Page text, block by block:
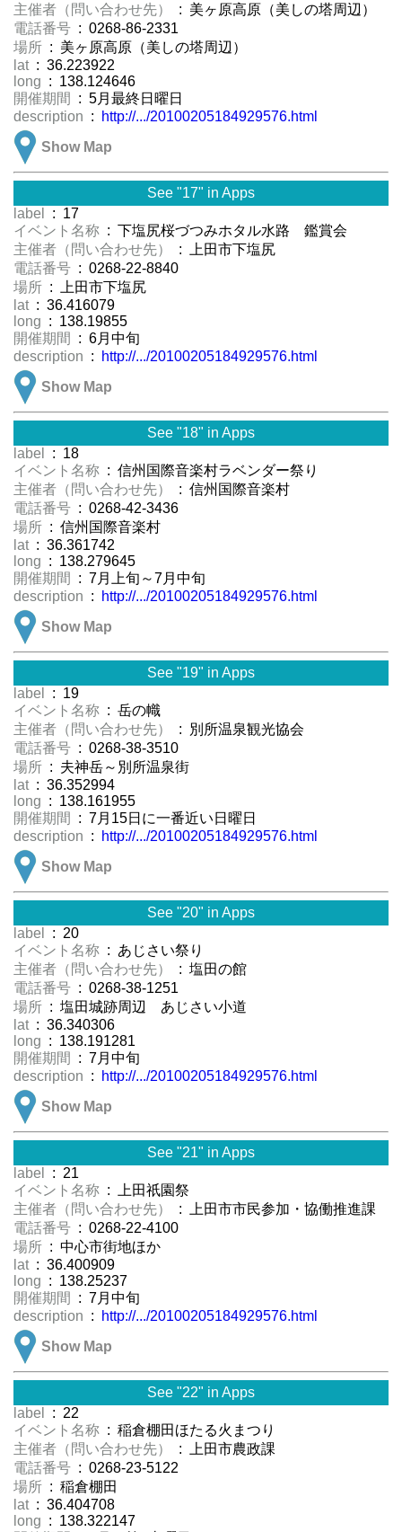
主催者（問い合わせ先）
: 美ヶ原高原（美しの塔周辺）
電話番号 : 0268‐86‐2331
場所 : 美ヶ原高原（美しの塔周辺）
lat : 36.223922
long : 138.124646
開催期間
: 5月最終日曜日
description :
http://.../20100205184929576.html
Show Map
See "17" in Apps
label
: 17
イベント名称 : 下塩尻桜づつみホタル水路 鑑賞会
主催者（問い合わせ先）
: 上田市下塩尻
電話番号 : 0268-22-8840
場所 : 上田市下塩尻
lat : 36.416079
long : 138.19855
開催期間
: 6月中旬
description :
http://.../20100205184929576.html
Show Map
See "18" in Apps
label
: 18
イベント名称 : 信州国際音楽村ラベンダー祭り
主催者（問い合わせ先）
: 信州国際音楽村
電話番号 : 0268-42-3436
場所 : 信州国際音楽村
lat : 36.361742
long : 138.279645
開催期間
: 7月上旬～7月中旬
description :
http://.../20100205184929576.html
Show Map
See "19" in Apps
label
: 19
イベント名称 : 岳の幟
主催者（問い合わせ先）
: 別所温泉観光協会
電話番号 : 0268-38-3510
場所 : 夫神岳～別所温泉街
lat : 36.352994
long : 138.161955
開催期間
: 7月15日に一番近い日曜日
description :
http://.../20100205184929576.html
Show Map
See "20" in Apps
label
: 20
イベント名称 : あじさい祭り
主催者（問い合わせ先）
: 塩田の館
電話番号 : 0268-38-1251
場所 : 塩田城跡周辺 あじさい小道
lat : 36.340306
long : 138.191281
開催期間
: 7月中旬
description :
http://.../20100205184929576.html
Show Map
See "21" in Apps
label
: 21
イベント名称 : 上田祇園祭
主催者（問い合わせ先）
: 上田市市民参加・協働推進課
電話番号 : 0268-22-4100
場所 : 中心市街地ほか
lat : 36.400909
long : 138.25237
開催期間
: 7月中旬
description :
http://.../20100205184929576.html
Show Map
See "22" in Apps
label
: 22
イベント名称 : 稲倉棚田ほたる火まつり
主催者（問い合わせ先）
: 上田市農政課
電話番号 : 0268-23-5122
場所 : 稲倉棚田
lat : 36.404708
long : 138.322147